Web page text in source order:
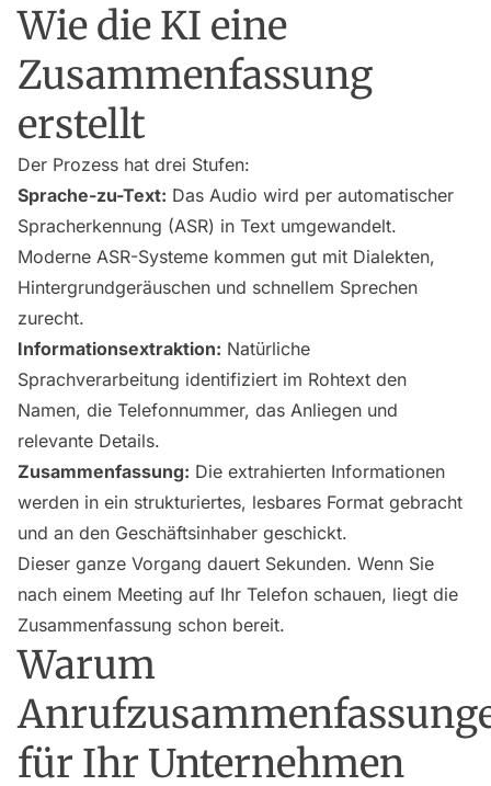
Wie die KI eine
Zusammenfassung
erstellt
Der Prozess hat drei Stufen:
Sprache-zu-Text: Das Audio wird per automatischer
Spracherkennung (ASR) in Text umgewandelt.
Moderne ASR-Systeme kommen gut mit Dialekten,
Hintergrundgeräuschen und schnellem Sprechen
zurecht.
Informationsextraktion: Natürliche
Sprachverarbeitung identifiziert im Rohtext den
Namen, die Telefonnummer, das Anliegen und
relevante Details.
Zusammenfassung: Die extrahierten Informationen
werden in ein strukturiertes, lesbares Format gebracht
und an den Geschäftsinhaber geschickt.
Dieser ganze Vorgang dauert Sekunden. Wenn Sie
nach einem Meeting auf Ihr Telefon schauen, liegt die
Zusammenfassung schon bereit.
Warum
für Ihr Unternehmen